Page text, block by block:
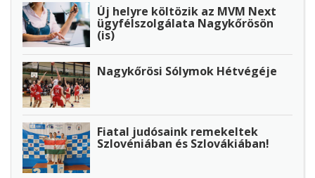
Új helyre költözik az MVM Next
ügyfélszolgálata Nagykőrösön
(is)
Nagykőrösi Sólymok Hétvégéje
Fiatal judósaink remekeltek
Szlovéniában és Szlovákiában!